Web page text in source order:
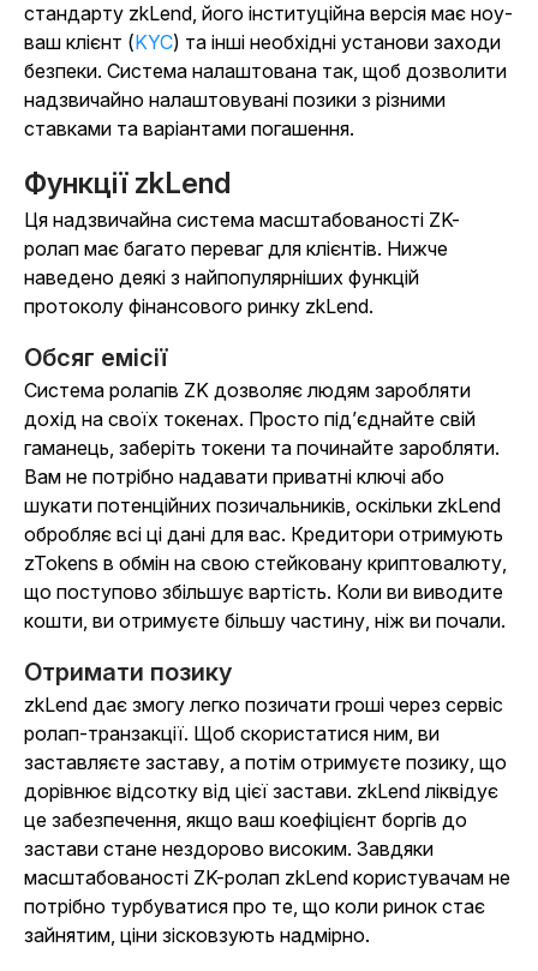
стандарту zkLend, його інституційна версія має ноу-
ваш клієнт (KYC) та інші необхідні установи заходи
безпеки. Система налаштована так, щоб дозволити
надзвичайно налаштовувані позики з різними
ставками та варіантами погашення.
Функції zkLend
Ця надзвичайна система масштабованості ZK-
ролап має багато переваг для клієнтів. Нижче
наведено деякі з найпопулярніших функцій
протоколу фінансового ринку zkLend.
Обсяг емісії
Система ролапів ZK дозволяє людям заробляти
дохід на своїх токенах. Просто під’єднайте свій
гаманець, заберіть токени та починайте заробляти.
Вам не потрібно надавати приватні ключі або
шукати потенційних позичальників, оскільки zkLend
обробляє всі ці дані для вас. Кредитори отримують
zTokens в обмін на свою стейковану криптовалюту,
що поступово збільшує вартість. Коли ви виводите
кошти, ви отримуєте більшу частину, ніж ви почали.
Отримати позику
zkLend дає змогу легко позичати гроші через сервіс
ролап-транзакції. Щоб скористатися ним, ви
заставляєте заставу, а потім отримуєте позику, що
дорівнює відсотку від цієї застави. zkLend ліквідує
це забезпечення, якщо ваш коефіцієнт боргів до
застави стане нездорово високим. Завдяки
масштабованості ZK-ролап zkLend користувачам не
потрібно турбуватися про те, що коли ринок стає
зайнятим, ціни зісковзують надмірно.